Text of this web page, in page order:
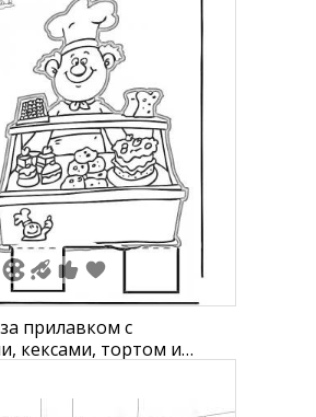
прилавком с
кексами, тортом и